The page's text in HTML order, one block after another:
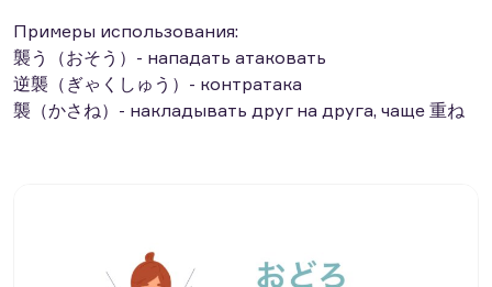
Примеры использования:
襲う（おそう）- нападать атаковать
逆襲（ぎゃくしゅう）- контратака
襲（かさね）- накладывать друг на друга, чаще 重ね